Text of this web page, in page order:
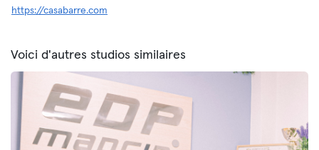
https://casabarre.com
Voici d'autres studios similaires